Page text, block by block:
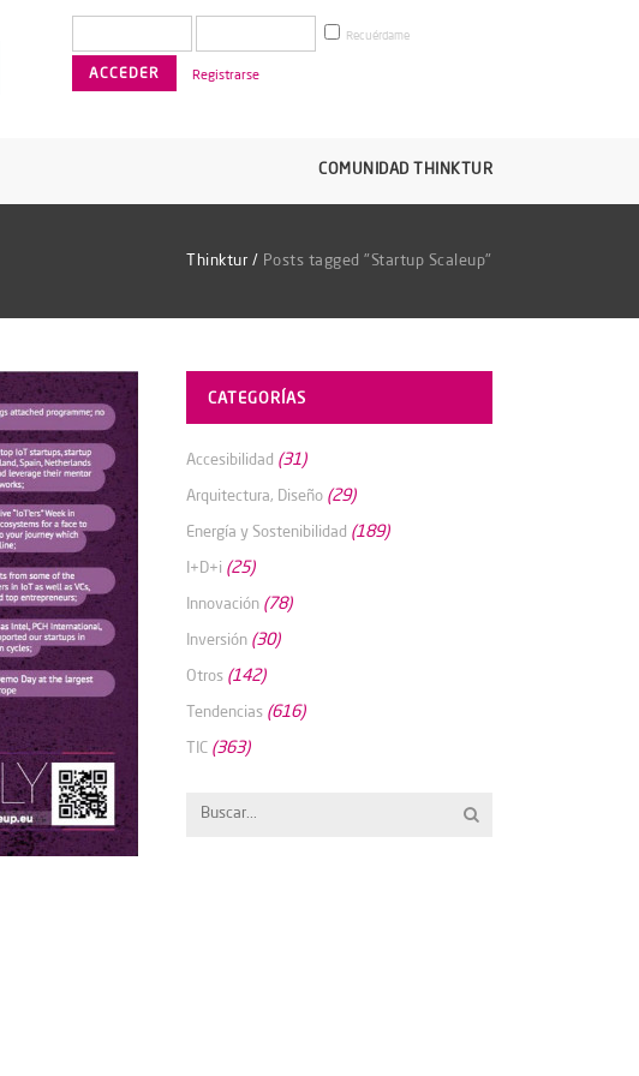
Recuérdame
Registrarse
COMUNIDAD THINKTUR
Thinktur / Posts tagged "Startup Scaleup"
CATEGORÍAS
Accesibilidad (31)
Arquitectura, Diseño (29)
Energía y Sostenibilidad (189)
I+D+i (25)
Innovación (78)
Inversión (30)
Otros (142)
Tendencias (616)
TIC (363)